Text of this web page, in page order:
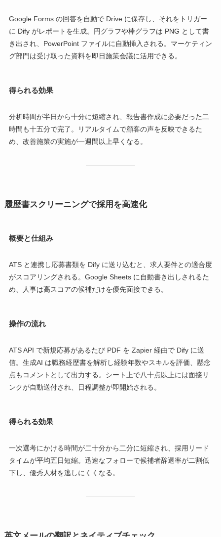
Google Forms の回答を自動で Drive に保存し、それをトリガー
に Dify がレポートを生成。円グラフや棒グラフは PNG として書
き出され、PowerPoint ファイルに自動挿入される。マーケティン
グ部門は受け取った資料を即日施策会議に活用できる。
得られる効果
分析時間が半日から十分に短縮され、報告書作成に必要だった二
時間も十五分で完了。リアルタイムで顧客の声を反映できるた
め、改善施策の実施が一週間以上早くなる。
履歴書スクリーニングで採用を高速化
概要と仕組み
ATS と連携し応募書類を Dify に送り込むと、求人要件との適合度
がスコアリングされる。Google Sheets に自動書き出しされるた
め、人事は高スコアの候補だけを優先面接できる。
操作の流れ
ATS API で新規応募があるたび PDF を Zapier 経由で Dify に送
信。生成AI は職務経歴書を解析し経験年数やスキルを評価、懸念
点もコメントとして出力する。シート上で八十点以上には面接リ
ンクが自動送付され、日程調整が即開始される。
得られる効果
一次選考にかける時間が二十分から二分に短縮され、採用リード
タイムが平均五日短縮。迅速なフォローで候補者辞退率が二割低
下し、優秀人材を逃しにくくなる。